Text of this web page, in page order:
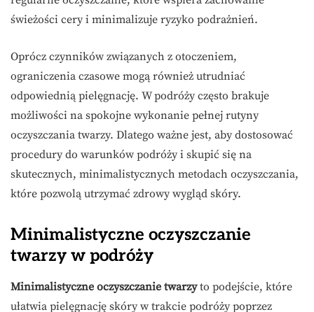
świeżości cery i minimalizuje ryzyko podrażnień.
Oprócz czynników związanych z otoczeniem,
ograniczenia czasowe mogą również utrudniać
odpowiednią pielęgnację. W podróży często brakuje
możliwości na spokojne wykonanie pełnej rutyny
oczyszczania twarzy. Dlatego ważne jest, aby dostosować
procedury do warunków podróży i skupić się na
skutecznych, minimalistycznych metodach oczyszczania,
które pozwolą utrzymać zdrowy wygląd skóry.
Minimalistyczne oczyszczanie
twarzy w podróży
Minimalistyczne oczyszczanie twarzyto podejście, które
ułatwia pielęgnację skóry w trakcie podróży poprzez